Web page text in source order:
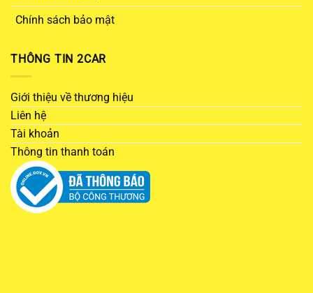
Chính sách bảo mật
THÔNG TIN 2CAR
Giới thiệu về thương hiệu
Liên hệ
Tài khoản
Thông tin thanh toán